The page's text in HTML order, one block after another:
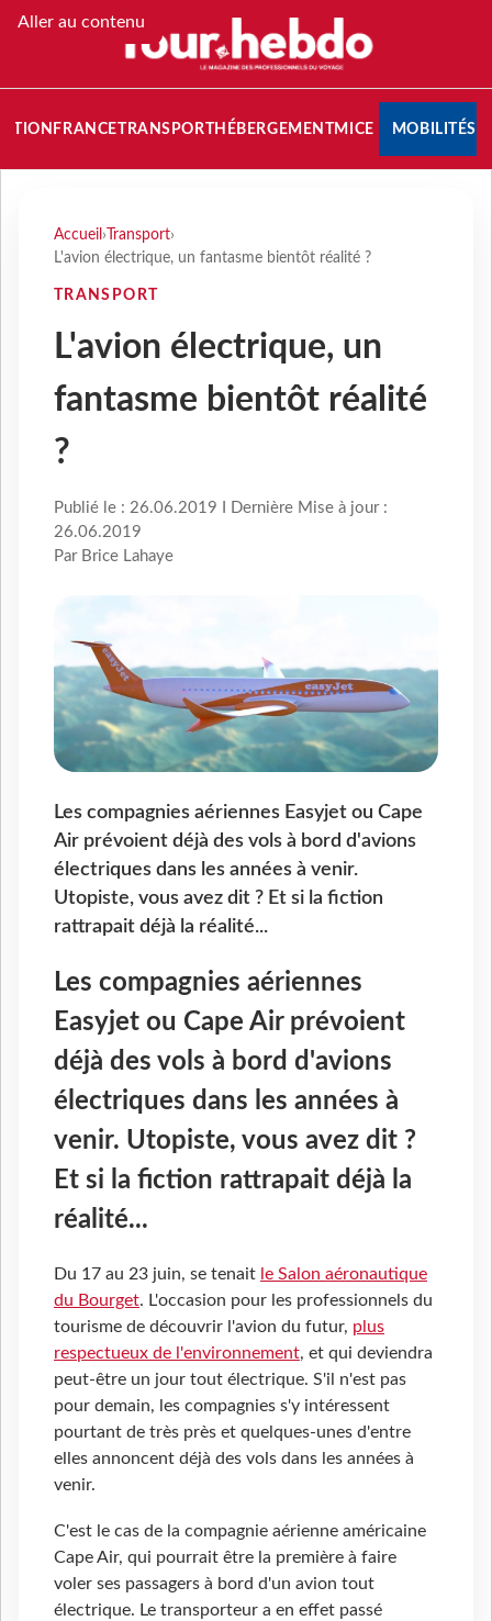
Aller au contenu
FRANCETRANSPORT HÉBERGEMENTMICE MOBILITÉS
Accueil › Transport›
L'avion électrique, un fantasme bientôt réalité ?
TRANSPORT
L'avion électrique, un
fantasme bientôt réalité
?
Publié le : 26.06.2019 I Dernière Mise à jour :
26.06.2019
Par Brice Lahaye
Les compagnies aériennes Easyjet ou Cape
Air prévoient déjà des vols à bord d'avions
électriques dans les années à venir.
Utopiste, vous avez dit ? Et si la fiction
rattrapait déjà la réalité...
Les compagnies aériennes
Easyjet ou Cape Air prévoient
déjà des vols à bord d'avions
électriques dans les années à
venir. Utopiste, vous avez dit ?
Et si la fiction rattrapait déjà la
réalité...
Du 17 au 23 juin, se tenait le Salon aéronautique
du Bourget. L'occasion pour les professionnels du
tourisme de découvrir l'avion du futur, plus
respectueux de l'environnement, et qui deviendra
peut-être un jour tout électrique. S'il n'est pas
pour demain, les compagnies s'y intéressent
pourtant de très près et quelques-unes d'entre
elles annoncent déjà des vols dans les années à
venir.
C'est le cas de la compagnie aérienne américaine
Cape Air, qui pourrait être la première à faire
voler ses passagers à bord d'un avion tout
électrique. Le transporteur a en effet passé